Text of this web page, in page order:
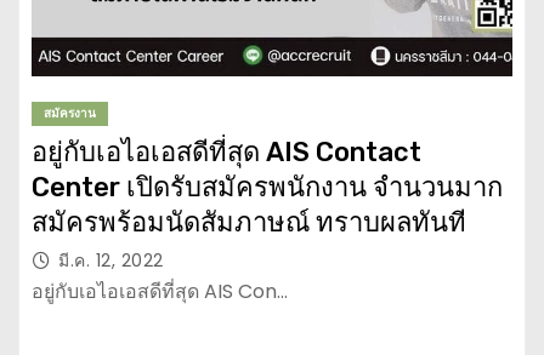
สมัครงาน
อยู่กับเอไอเอสดีที่สุด AIS Contact
Center เปิดรับสมัครพนักงาน จำนวนมาก
สมัครพร้อมนัดสัมภาษณ์ ทราบผลทันที
มี.ค. 12, 2022
อยู่กับเอไอเอสดีที่สุด AIS Con…